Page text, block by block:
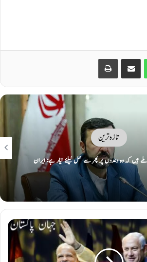
WhatsApp
Share via Email
Print
تازہ ترین
ہیں کہ وہ وعدوں پر پھر سے عمل کیلئے تیار ہے: ایران